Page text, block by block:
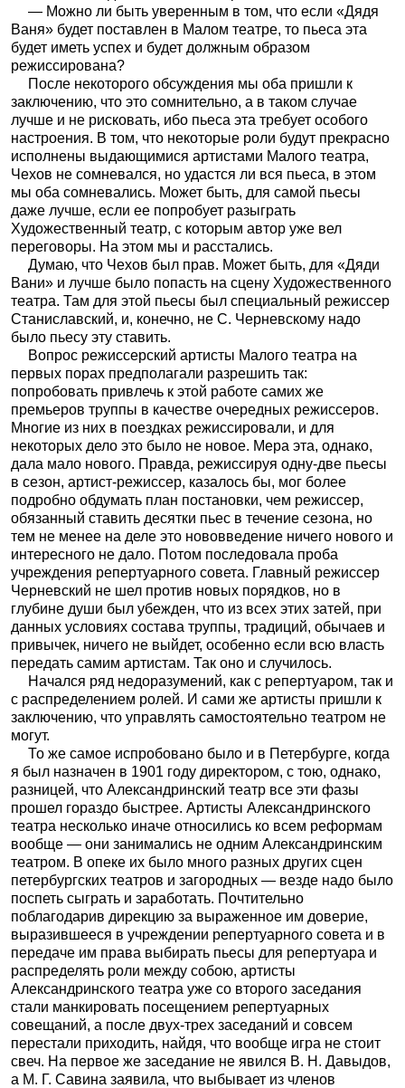
— Можно ли быть уверенным в том, что если «Дядя
Ваня» будет поставлен в Малом театре, то пьеса эта
будет иметь успех и будет должным образом
режиссирована?
После некоторого обсуждения мы оба пришли к
заключению, что это сомнительно, а в таком случае
лучше и не рисковать, ибо пьеса эта требует особого
настроения. В том, что некоторые роли будут прекрасно
исполнены выдающимися артистами Малого театра,
Чехов не сомневался, но удастся ли вся пьеса, в этом
мы оба сомневались. Может быть, для самой пьесы
даже лучше, если ее попробует разыграть
Художественный театр, с которым автор уже вел
переговоры. На этом мы и расстались.
Думаю, что Чехов был прав. Может быть, для «Дяди
Вани» и лучше было попасть на сцену Художественного
театра. Там для этой пьесы был специальный режиссер
Станиславский, и, конечно, не С. Черневскому надо
было пьесу эту ставить.
Вопрос режиссерский артисты Малого театра на
первых порах предполагали разрешить так:
попробовать привлечь к этой работе самих же
премьеров труппы в качестве очередных режиссеров.
Многие из них в поездках режиссировали, и для
некоторых дело это было не новое. Мера эта, однако,
дала мало нового. Правда, режиссируя одну-две пьесы
в сезон, артист-режиссер, казалось бы, мог более
подробно обдумать план постановки, чем режиссер,
обязанный ставить десятки пьес в течение сезона, но
тем не менее на деле это нововведение ничего нового и
интересного не дало. Потом последовала проба
учреждения репертуарного совета. Главный режиссер
Черневский не шел против новых порядков, но в
глубине души был убежден, что из всех этих затей, при
данных условиях состава труппы, традиций, обычаев и
привычек, ничего не выйдет, особенно если всю власть
передать самим артистам. Так оно и случилось.
Начался ряд недоразумений, как с репертуаром, так и
с распределением ролей. И сами же артисты пришли к
заключению, что управлять самостоятельно театром не
могут.
То же самое испробовано было и в Петербурге, когда
я был назначен в 1901 году директором, с тою, однако,
разницей, что Александринский театр все эти фазы
прошел гораздо быстрее. Артисты Александринского
театра несколько иначе относились ко всем реформам
вообще — они занимались не одним Александринским
театром. В опеке их было много разных других сцен
петербургских театров и загородных — везде надо было
поспеть сыграть и заработать. Почтительно
поблагодарив дирекцию за выраженное им доверие,
выразившееся в учреждении репертуарного совета и в
передаче им права выбирать пьесы для репертуара и
распределять роли между собою, артисты
Александринского театра уже со второго заседания
стали манкировать посещением репертуарных
совещаний, а после двух-трех заседаний и совсем
перестали приходить, найдя, что вообще игра не стоит
свеч. На первое же заседание не явился В. Н. Давыдов,
а М. Г. Савина заявила, что выбывает из членов